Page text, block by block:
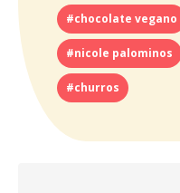
#chocolate vegano
#nicole palominos
#churros